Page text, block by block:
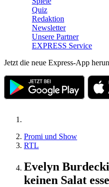
Quiz
Redaktion
Newsletter
Unsere Partner
EXPRESS Service
Jetzt die neue Express-App
Promi und Show
RTL
Evelyn
keinen Salat